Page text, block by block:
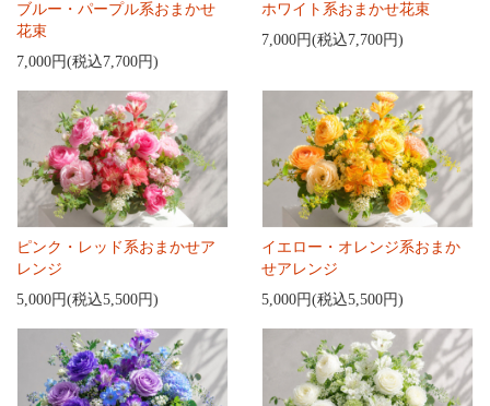
ブルー・パープル系おまかせ
花束
7,000円(税込7,700円)
ホワイト系おまかせ花束
7,000円(税込7,700円)
ピンク・レッド系おまかせア
レンジ
5,000円(税込5,500円)
イエロー・オレンジ系おまか
せアレンジ
5,000円(税込5,500円)